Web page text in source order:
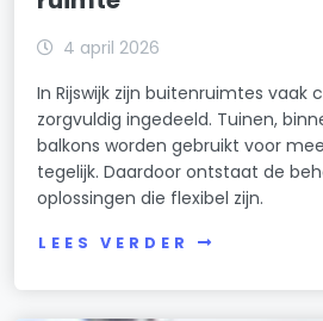
4 april 2026
In Rijswijk zijn buitenruimtes vaak
zorgvuldig ingedeeld. Tuinen,
balkons worden gebruikt voor
tegelijk. Daardoor ontstaat de
oplossingen die flexibel zijn.
LEES VERDER